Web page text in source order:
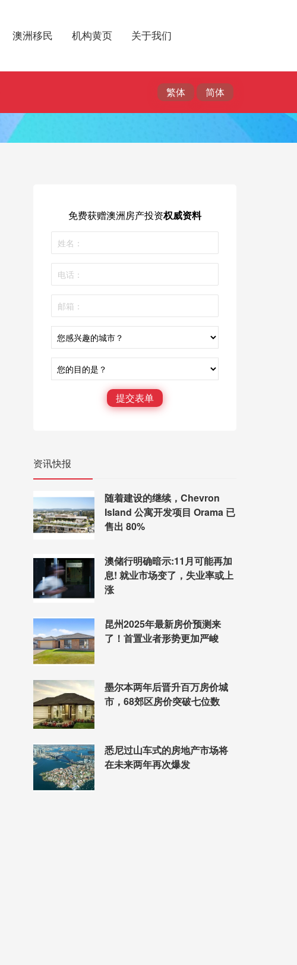
澳洲移民 机构黄页 关于我们
免费获赠澳洲房产投资权威资料
提交表单
资讯快报
随着建设的继续，Chevron
Island 公寓开发项目 Orama 已
售出 80%
澳储行明确暗示:11月可能再加
息! 就业市场变了，失业率或上
涨
昆州2025年最新房价预测来
了！首置业者形势更加严峻
墨尔本两年后晋升百万房价城
市，68郊区房价突破七位数
悉尼过山车式的房地产市场将
在未来两年再次爆发